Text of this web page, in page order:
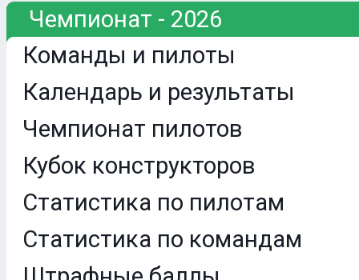
Чемпионат - 2026
Команды и пилоты
Календарь и результаты
Чемпионат пилотов
Кубок конструкторов
Статистика по пилотам
Статистика по командам